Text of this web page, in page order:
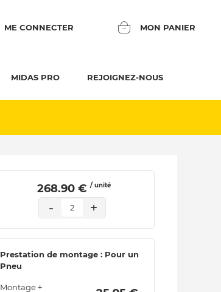
ME CONNECTER MON PANIER
MIDAS PRO REJOIGNEZ-NOUS
268.90 € / unité
- 2 +
Prestation de montage : Pour un
Pneu
Montage +